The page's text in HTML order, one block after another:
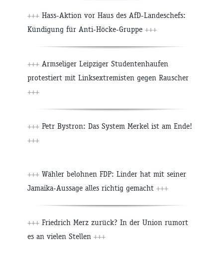
+++ Hass-Aktion vor Haus des AfD-Landeschefs:
Kündigung für Anti-Höcke-Gruppe +++
+++ Armseliger Leipziger Studentenhaufen
protestiert mit Linksextremisten gegen Rauscher
+++
+++ Petr Bystron: Das System Merkel ist am Ende!
+++
+++ Wähler belohnen FDP: Linder hat mit seiner
Jamaika-Aussage alles richtig gemacht +++
+++ Friedrich Merz zurück? In der Union rumort
es an vielen Stellen +++